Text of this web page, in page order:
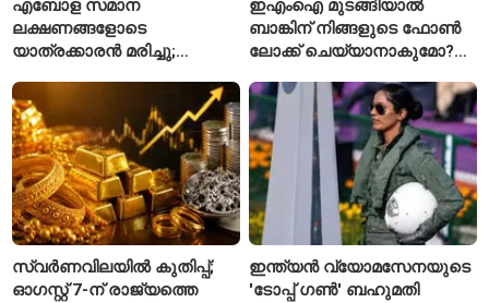
എബോള സമാന
ലക്ഷണങ്ങളോടെ
യാത്രക്കാരൻ മരിച്ചു;
യാത്രക്കാരെ
നിരീക്ഷണത്തിൽ
ഇഎംഐ മുടങ്ങിയാൽ
ബാങ്കിന് നിങ്ങളുടെ ഫോൺ
ലോക്ക് ചെയ്യാനാകുമോ?
ചട്ടങ്ങൾ ഇങ്ങനെ
സ്വർണവിലയിൽ കുതിപ്പ്;
ഓഗസ്റ്റ് 7-ന് രാജ്യത്തെ
ഇന്ത്യൻ വ്യോമസേനയുടെ
'ടോപ്പ് ഗൺ' ബഹുമതി